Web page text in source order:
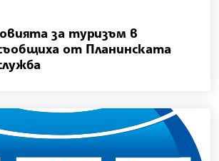
за туризъм в
от Планинската